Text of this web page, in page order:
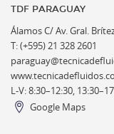
TDF PARAGUAY
Álamos C/ Av. Gral.
T: (+595) 21 328 2601
L-V: 8:30–12:30,
Google Maps